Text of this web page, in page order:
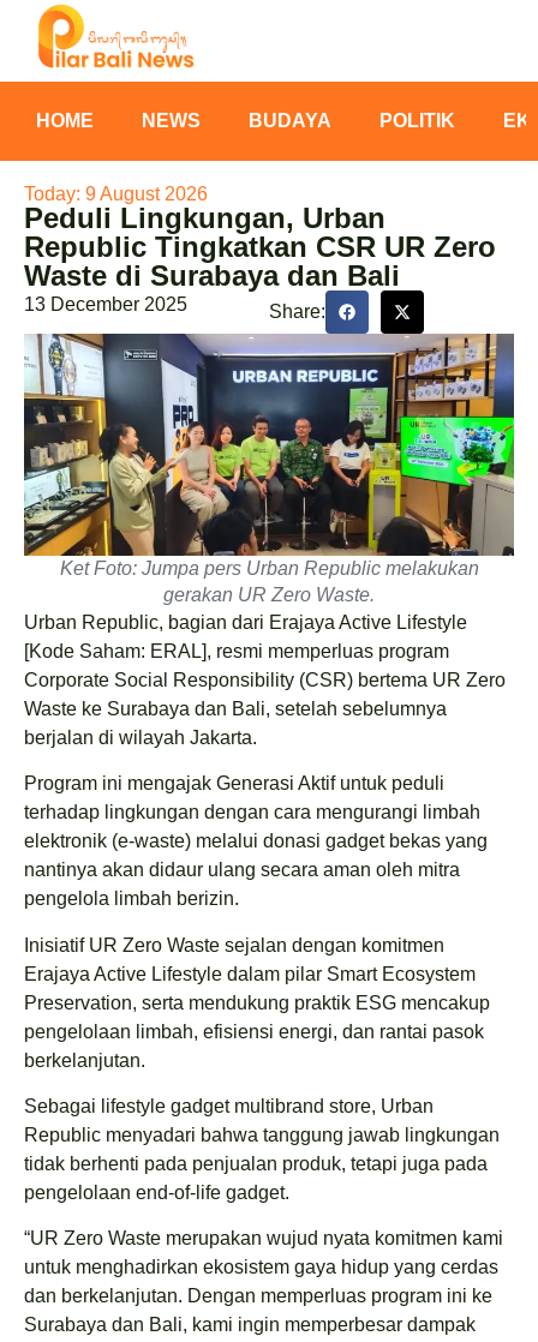
HOME NEWS BUDAYA POLITIK
Today: 9 August 2026
Peduli Lingkungan, Urban
Republic Tingkatkan CSR UR Zero
Waste di Surabaya dan Bali
13 December 2025 Share:
Ket Foto: Jumpa pers Urban Republic melakukan
gerakan UR Zero Waste.
Urban Republic, bagian dari Erajaya Active Lifestyle
[Kode Saham: ERAL], resmi memperluas program
Corporate Social Responsibility (CSR) bertema UR Zero
Waste ke Surabaya dan Bali, setelah sebelumnya
berjalan di wilayah Jakarta.
Program ini mengajak Generasi Aktif untuk peduli
terhadap lingkungan dengan cara mengurangi limbah
elektronik (e-waste) melalui donasi gadget bekas yang
nantinya akan didaur ulang secara aman oleh mitra
pengelola limbah berizin.
Inisiatif UR Zero Waste sejalan dengan komitmen
Erajaya Active Lifestyle dalam pilar Smart Ecosystem
Preservation, serta mendukung praktik ESG mencakup
pengelolaan limbah, efisiensi energi, dan rantai pasok
berkelanjutan.
Sebagai lifestyle gadget multibrand store, Urban
Republic menyadari bahwa tanggung jawab lingkungan
tidak berhenti pada penjualan produk, tetapi juga pada
pengelolaan end-of-life gadget.
“UR Zero Waste merupakan wujud nyata komitmen kami
untuk menghadirkan ekosistem gaya hidup yang cerdas
dan berkelanjutan. Dengan memperluas program ini ke
Surabaya dan Bali, kami ingin memperbesar dampak